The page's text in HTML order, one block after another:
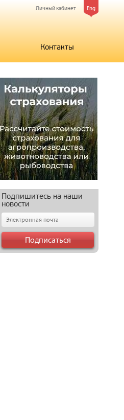
Eng
Личный кабинет
Контакты
Подпишитесь на наши
новости